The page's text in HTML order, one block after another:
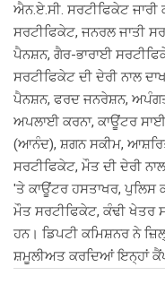
ਐਨ.ਏ.ਸੀ. ਸਰਟੀਫਿਕੇਟ
ਸਰਟੀਫਿਕੇਟ, ਜਨਰਲ ਜਾਤੀ
ਪੈਨਸ਼ਨ, ਗੈਰ-ਭਾਰਾਈ
ਸਰਟੀਫਿਕੇਟ ਦੀ ਦੇਰੀ ਨਾਲ
ਪੈਨਸ਼ਨ, ਫਰਦ ਜਨਰੇਸ਼ਨ,
ਅਪਲਾਈ ਕਰਨਾ, ਕਾਊਂਟਰ
(ਆਨੰਦ), ਸ਼ਗਨ ਸਕੀਮ,
ਸਰਟੀਫਿਕੇਟ, ਮੌਤ ਦੀ ਦੇਰੀ
'ਤੇ ਕਾਊਂਟਰ ਹਸਤਾਖਰ, ਪੁਲਿਸ
ਮੌਤ ਸਰਟੀਫਿਕੇਟ, ਕੰਢੀ ਖੇਤਰ
ਹਨ। ਡਿਪਟੀ ਕਮਿਸ਼ਨਰ ਨੇ
ਸ਼ਮੂਲੀਅਤ ਕਰਦਿਆਂ ਇਨ੍ਹਾਂ